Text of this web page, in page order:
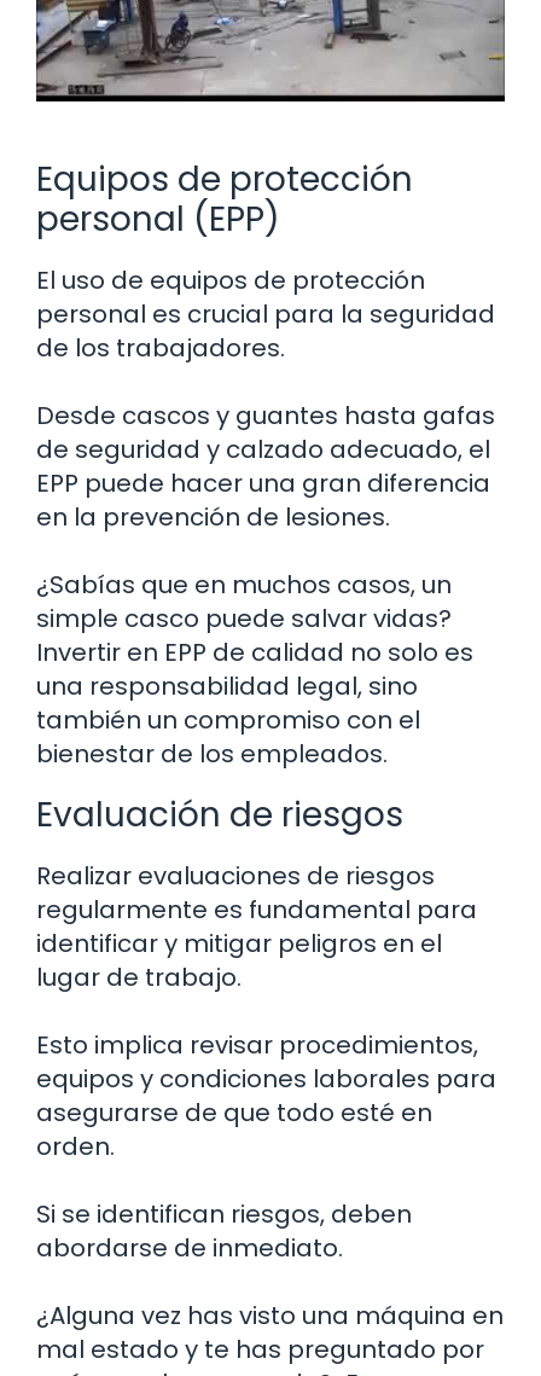
Equipos de protección
personal (EPP)
El uso de equipos de protección
personal es crucial para la seguridad
de los trabajadores.
Desde cascos y guantes hasta gafas
de seguridad y calzado adecuado, el
EPP puede hacer una gran diferencia
en la prevención de lesiones.
¿Sabías que en muchos casos, un
simple casco puede salvar vidas?
Invertir en EPP de calidad no solo es
una responsabilidad legal, sino
también un compromiso con el
bienestar de los empleados.
Evaluación de riesgos
Realizar evaluaciones de riesgos
regularmente es fundamental para
identificar y mitigar peligros en el
lugar de trabajo.
Esto implica revisar procedimientos,
equipos y condiciones laborales para
asegurarse de que todo esté en
orden.
Si se identifican riesgos, deben
abordarse de inmediato.
¿Alguna vez has visto una máquina en
mal estado y te has preguntado por